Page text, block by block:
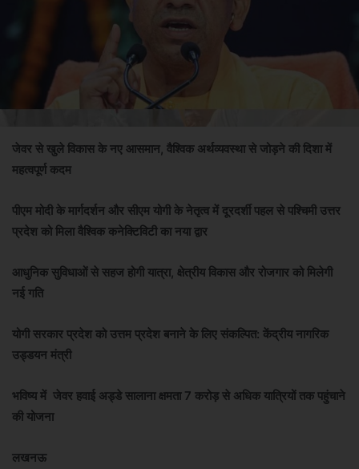
जेवर से खुले विकास के नए आसमान, वैश्विक अर्थव्यवस्था से जोड़ने की दिशा में
महत्वपूर्ण कदम
पीएम मोदी के मार्गदर्शन और सीएम योगी के नेतृत्व में दूरदर्शी पहल से पश्चिमी उत्तर
प्रदेश को मिला वैश्विक कनेक्टिविटी का नया द्वार
आधुनिक सुविधाओं से सहज होगी यात्रा, क्षेत्रीय विकास और रोजगार को मिलेगी
नई गति
योगी सरकार प्रदेश को उत्तम प्रदेश बनाने के लिए संकल्पित: केंद्रीय नागरिक
उड्डयन मंत्री
भविष्य में जेवर हवाई अड्डे सालाना क्षमता 7 करोड़ से अधिक यात्रियों तक पहुंचाने
की योजना
लखनऊ